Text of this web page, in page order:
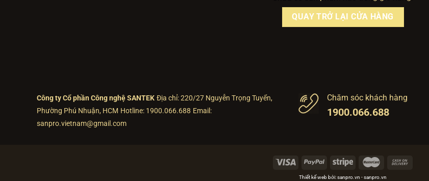
QUAY TRỞ LẠI CỬA HÀNG
Công ty Cổ phần Công nghệ SANTEK Địa chỉ: 220/27 Nguyễn Trọng Tuyển,
Phường Phú Nhuận, HCM Hotline: 1900.066.688 Email:
sanpro.vietnam@gmail.com
Chăm sóc khách hàng
1900.066.688
Thiết kế web bởi:sanpro.vn -sanpro.vn